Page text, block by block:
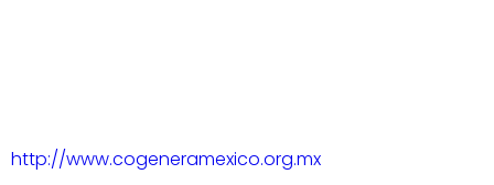
http://www.cogeneramexico.org.mx